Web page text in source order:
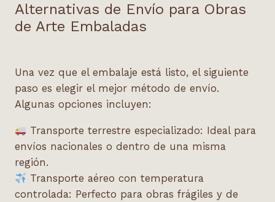
Alternativas de Envío para Obras
de Arte Embaladas
Una vez que el embalaje está listo, el siguiente
paso es elegir el mejor método de envío.
Algunas opciones incluyen:
Transporte terrestre especializado: Ideal para
envíos nacionales o dentro de una misma
región.
Transporte aéreo con temperatura
controlada: Perfecto para obras frágiles y de